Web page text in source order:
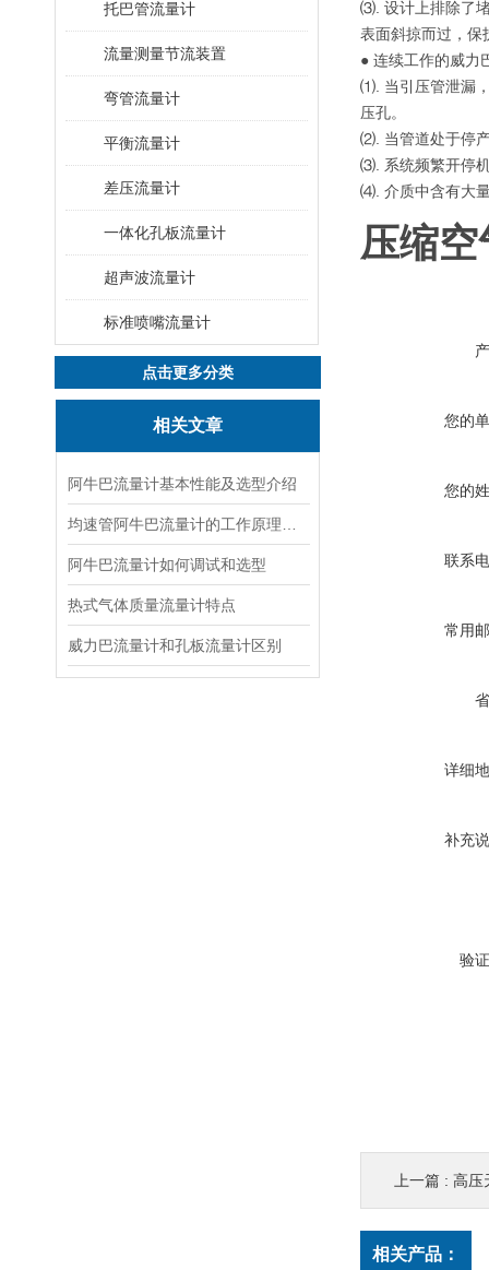
托巴管流量计
流量测量节流装置
弯管流量计
平衡流量计
差压流量计
一体化孔板流量计
超声波流量计
标准喷嘴流量计
点击更多分类
相关文章
阿牛巴流量计基本性能及选型介绍
阿牛巴流量计如何调试和选型
热式气体质量流量计特点
威力巴流量计和孔板流量计区别
⑶. 设计上排除了
表面斜掠而过，保
● 连续工作的威力
⑴. 当引压管泄漏
压孔。
⑵. 当管道处于停
⑶. 系统频繁开停
⑷. 介质中含有大
压缩
您的
您的
联系
常用
详细
补充
验
上一篇 : 高压
相关产品：